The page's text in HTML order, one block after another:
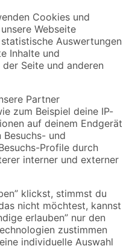
Aktionen mehr verpassen!